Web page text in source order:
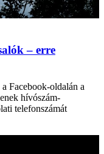
– erre
Facebook-oldalán a
hívószám-
telefonszámát